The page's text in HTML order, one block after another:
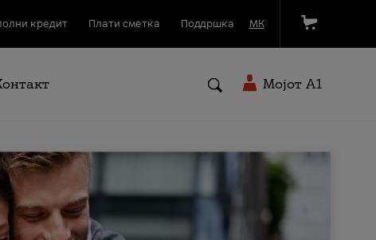
кредит Плати сметка Поддршка МК
Мојот A1